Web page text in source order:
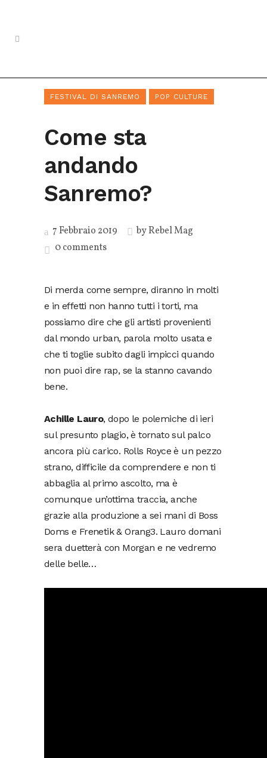
FESTIVAL DI SANREMO POP CULTURE
Come sta
andando
Sanremo?
7 Febbraio 2019 byRebel Mag
0 comments
Di merda come sempre, diranno in molti
e in effetti non hanno tutti i torti, ma
possiamo dire che gli artisti provenienti
dal mondo urban, parola molto usata e
che ti toglie subito dagli impicci quando
non puoi dire rap, se la stanno cavando
bene.
Achille Lauro, dopo le polemiche di ieri
sul presunto plagio, è tornato sul palco
ancora più carico. Rolls Royce è un pezzo
strano, difficile da comprendere e non ti
abbaglia al primo ascolto, ma è
comunque un’ottima traccia, anche
grazie alla produzione a sei mani di Boss
Doms e Frenetik & Orang3. Lauro domani
sera duetterà con Morgan e ne vedremo
delle belle…